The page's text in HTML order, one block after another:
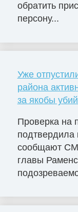
обратить
персону...
Уже
района
за якобы
Проверка на
подтвердила
сообщают
главы